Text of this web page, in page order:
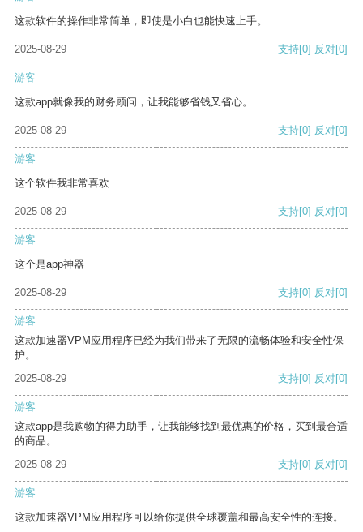
这款软件的操作非常简单，即使是小白也能快速上手。
2025-08-29 支持[0] 反对[0]
游客
这款app就像我的财务顾问，让我能够省钱又省心。
2025-08-29 支持[0] 反对[0]
游客
这个软件我非常喜欢
2025-08-29 支持[0] 反对[0]
游客
这个是app神器
2025-08-29 支持[0] 反对[0]
游客
这款加速器VPM应用程序已经为我们带来了无限的流畅体验和安全性保
护。
2025-08-29
支持[0] 反对[0]
游客
这款app是我购物的得力助手，让我能够找到最优惠的价格，买到最合适
的商品。
2025-08-29
支持[0] 反对[0]
游客
这款加速器VPM应用程序可以给你提供全球覆盖和最高安全性的连接。